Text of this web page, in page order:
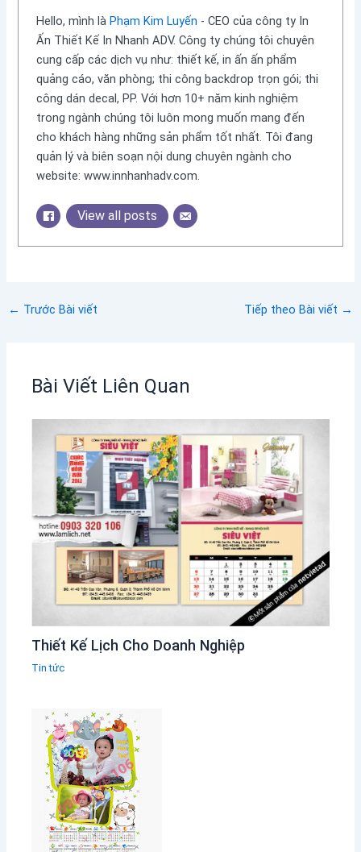
Hello, mình làPhạm Kim Luyến - CEO của công ty In
Ấn Thiết Kế In Nhanh ADV. Công ty chúng tôi chuyên
cung cấp các dịch vụ như: thiết kế, in ấn ấn phẩm
quảng cáo, văn phòng; thi công backdrop trọn gói; thi
công dán decal, PP. Với hơn 10+ năm kinh nghiệm
trong ngành chúng tôi luôn mong muốn mang đến
cho khách hàng những sản phẩm tốt nhất. Tôi đang
quản lý và biên soạn nội dung chuyên ngành cho
website: www.innhanhadv.com.
View all posts
← Trước Bài viết Tiếp theo Bài viết →
Bài Viết Liên Quan
Thiết Kế Lịch Cho Doanh Nghiệp
Tin tức